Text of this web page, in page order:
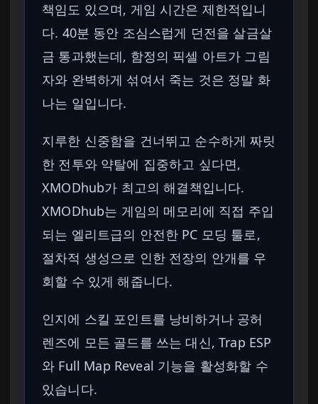
책임도 있으며, 게임 시간은 제한적입니
다. 40분 동안 조심스럽게 던전을 살금살
금 통과했는데, 함정의 픽셀 아트가 그림
자와 완벽하게 섞여서 죽는 것은 정말 화
나는 일입니다.
지루한 신중함을 건너뛰고 순수하게 짜릿
한 전투와 약탈에 집중하고 싶다면,
XMODhub가 최고의 해결책입니다.
XMODhub는 게임의 메모리에 직접 주입
되는 엘리트급의 안전한 PC 모딩 툴로,
절차적 생성으로 인한 전장의 안개를 우
회할 수 있게 해줍니다.
인지에 스킬 포인트를 낭비하거나 공허
렌즈에 모든 골드를 쓰는 대신, Trap ESP
와 Full Map Reveal 기능을 활성화할 수
있습니다.